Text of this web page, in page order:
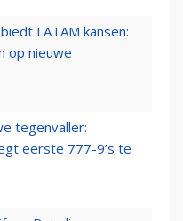
LATAM kansen:
op nieuwe
tegenvaller:
eerste 777-9’s te